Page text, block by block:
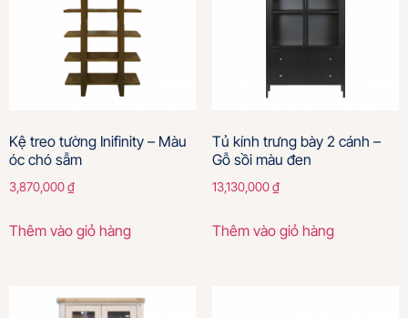
Kệ treo tường Inifinity – Màu
óc chó sẫm
3,870,000₫
Thêm vào giỏ hàng
Tủ kính trưng bày 2 cánh –
Gỗ sồi màu đen
13,130,000₫
Thêm vào giỏ hàng